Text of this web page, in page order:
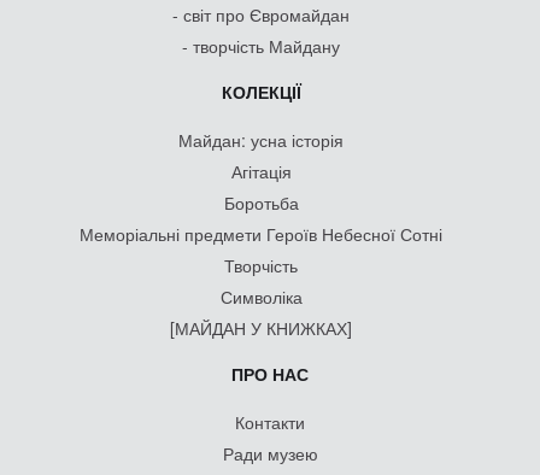
- світ про Євромайдан
- творчість Майдану
КОЛЕКЦІЇ
Майдан: усна історія
Агітація
Боротьба
Меморіальні предмети Героїв Небесної Сотні
Творчість
Символіка
[МАЙДАН У КНИЖКАХ]
ПРО НАС
Контакти
Ради музею